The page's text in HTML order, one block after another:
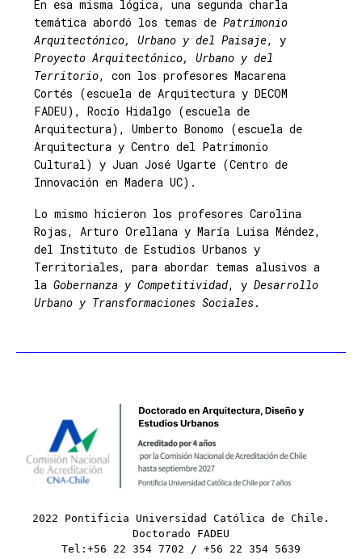
En esa misma lógica, una segunda charla
temática abordó los temas de Patrimonio
Arquitectónico, Urbano y del Paisaje, y
Proyecto Arquitectónico, Urbano y del
Territorio, con los profesores Macarena
Cortés (escuela de Arquitectura y DECOM
FADEU), Rocío Hidalgo (escuela de
Arquitectura), Umberto Bonomo (escuela de
Arquitectura y Centro del Patrimonio
Cultural) y Juan José Ugarte (Centro de
Innovación en Madera UC).
Lo mismo hicieron los profesores Carolina
Rojas, Arturo Orellana y María Luisa Méndez,
del Instituto de Estudios Urbanos y
Territoriales, para abordar temas alusivos a
la Gobernanza y Competitividad, y Desarrollo
Urbano y Transformaciones Sociales .
2022 Pontificia Universidad Católica de Chile.
Doctorado FADEU
Tel:+56 22 354 7702 / +56 22 354 5639